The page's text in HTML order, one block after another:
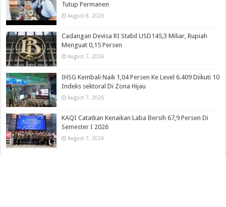
Tutup Permanen
August 8, 2026
Cadangan Devisa RI Stabil USD145,3 Miliar, Rupiah
Menguat 0,15 Persen
August 7, 2026
IHSG Kembali Naik 1,04 Persen Ke Level 6.409 Diikuti 10
Indeks sektoral Di Zona Hijau
August 7, 2026
KAQI Catatkan Kenaikan Laba Bersih 67,9 Persen Di
Semester I 2026
August 7, 2026